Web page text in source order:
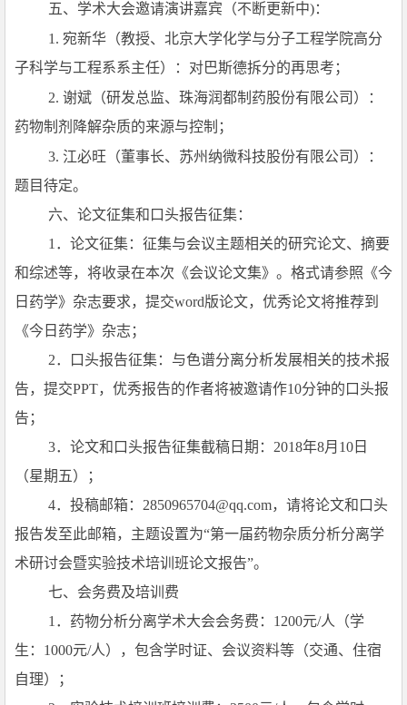
五、学术大会邀请演讲嘉宾（不断更新中)：
1. 宛新华（教授、北京大学化学与分子工程学院高分
子科学与工程系系主任）：对巴斯德拆分的再思考；
2. 谢斌（研发总监、珠海润都制药股份有限公司）：
药物制剂降解杂质的来源与控制；
3. 江必旺（董事长、苏州纳微科技股份有限公司）：
题目待定。
六、论文征集和口头报告征集：
1 ．论文征集：征集与会议主题相关的研究论文、摘要
和综述等，将收录在本次《会议论文集》。格式请参照《今
日药学》杂志要求，提交word版论文，优秀论文将推荐到
《今日药学》杂志；
2．口头报告征集：与色谱分离分析发展相关的技术报
告，提交PPT，优秀报告的作者将被邀请作10分钟的口头报
告；
3．论文和口头报告征集截稿日期：2018年8月10日
（星期五）；
4．投稿邮箱：2850965704@qq.com，请将论文和口头
报告发至此邮箱，主题设置为“第一届药物杂质分析分离学
术研讨会暨实验技术培训班论文报告”。
七、会务费及培训费
1 ．药物分析分离学术大会会务费：1200元/人（学
生：1000元/人），包含学时证、会议资料等（交通、住宿
自理）；